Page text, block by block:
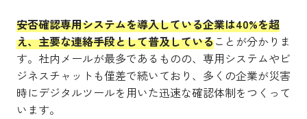
安否確認専用システムを導入している企業は40%を超
え、主要な連絡手段として普及していることが分かりま
す。社内メールが最多であるものの、専用システムやビ
ジネスチャットも僅差で続いており、多くの企業が災害
時にデジタルツールを用いた迅速な確認体制をつくって
います。